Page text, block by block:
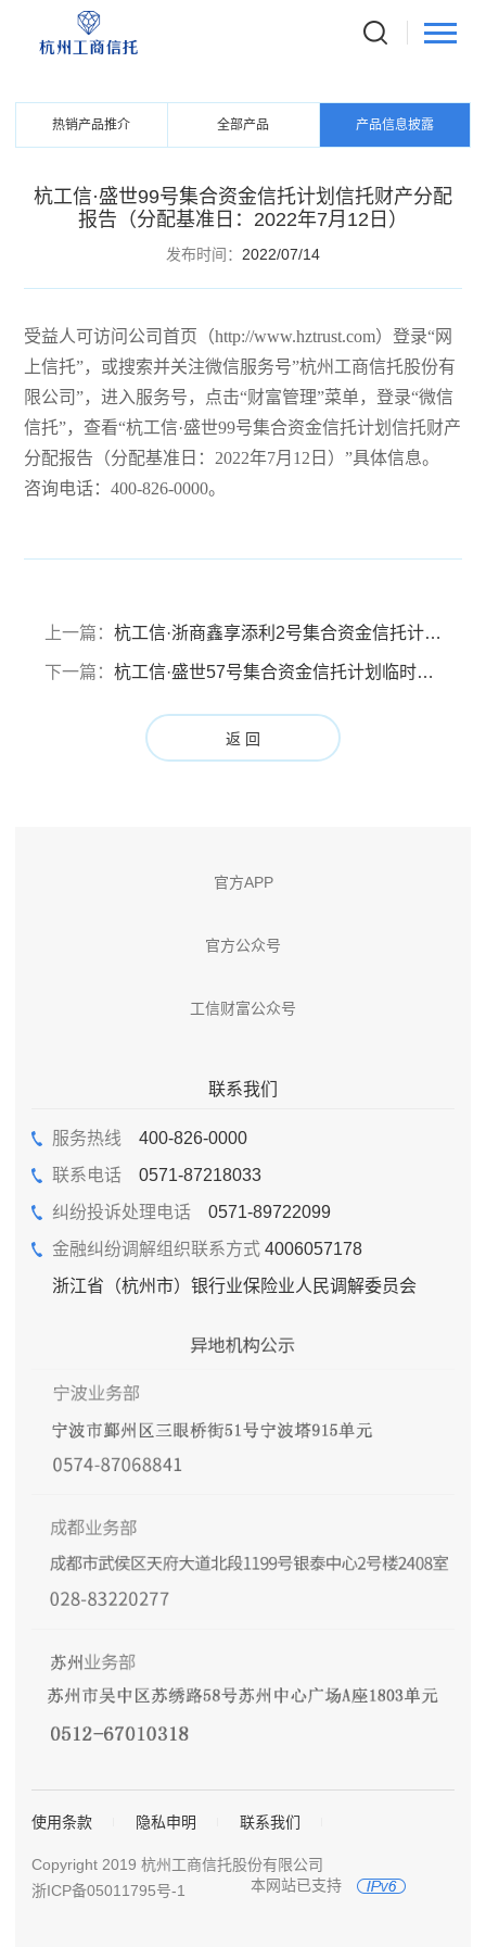
信托产品
热销产品推介 全部产品 产品信息披露
杭工信·盛世99号集合资金信托计划信托财产分配
报告（分配基准日：2022年7月12日）
发布时间： 2022/07/14
受益人可访问公司首页（http://www.hztrust.com）登录“网
上信托”，或搜索并关注微信服务号”杭州工商信托股份有
限公司”，进入服务号，点击“财富管理”菜单，登录“微信
信托”，查看“杭工信·盛世99号集合资金信托计划信托财产
分配报告（分配基准日：2022年7月12日）”具体信息。
咨询电话：400-826-0000。
上一篇： 杭工信·浙商鑫享添利2号集合资金信托计划 定期信息披露报告（报告期：2022年4月20日至2022年6月30日）
下一篇： 杭工信·盛世57号集合资金信托计划临时信息披露报告
返 回
官方APP
官方公众号
工信财富公众号
联系我们
服务热线 400-826-0000
联系电话0571-87218033
纠纷投诉处理电话0571-89722099
金融纠纷调解组织联系方式4006057178
浙江省（杭州市）银行业保险业人民调解委员会
使用条款 隐私申明 联系我们
Copyright 2019 杭州工商信托股份有限公司
浙ICP备05011795号-1
本网站已支持